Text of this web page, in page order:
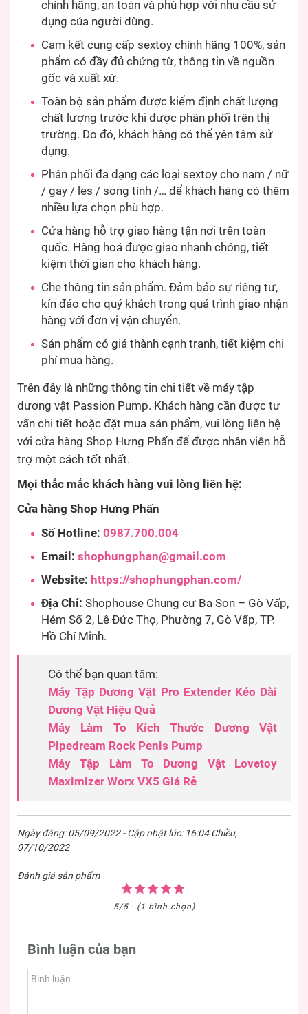
chính hãng, an toàn và phù hợp với nhu cầu sử
dụng của người dùng.
Cam kết cung cấp sextoy chính hãng 100%, sản
phẩm có đầy đủ chứng từ, thông tin về nguồn
gốc và xuất xứ.
Toàn bộ sản phẩm được kiểm định chất lượng
chất lượng trước khi được phân phối trên thị
trường. Do đó, khách hàng có thể yên tâm sử
dụng.
Phân phối đa dạng các loại sextoy cho nam / nữ
/ gay / les / song tính /… để khách hàng có thêm
nhiều lựa chọn phù hợp.
Cửa hàng hỗ trợ giao hàng tận nơi trên toàn
quốc. Hàng hoá được giao nhanh chóng, tiết
kiệm thời gian cho khách hàng.
Che thông tin sản phẩm. Đảm bảo sự riêng tư,
kín đáo cho quý khách trong quá trình giao nhận
hàng với đơn vị vận chuyển.
Sản phẩm có giá thành cạnh tranh, tiết kiệm chi
phí mua hàng.
Trên đây là những thông tin chi tiết về máy tập
dương vật Passion Pump. Khách hàng cần được tư
vấn chi tiết hoặc đặt mua sản phẩm, vui lòng liên hệ
với cửa hàng Shop Hưng Phấn để được nhân viên hỗ
trợ một cách tốt nhất.
Mọi thắc mắc khách hàng vui lòng liên hệ:
Cửa hàng Shop Hưng Phấn
Số Hotline: 0987.700.004
Email: shophungphan@gmail.com
Website: https://shophungphan.com/
Địa Chỉ: Shophouse Chung cư Ba Son – Gò Vấp,
Hẻm Số 2, Lê Đức Thọ, Phường 7, Gò Vấp, TP.
Hồ Chí Minh.
Có thể bạn quan tâm:
Máy Tập Dương Vật Pro Extender Kéo Dài
Dương Vật Hiệu Quả
Máy Làm To Kích Thước Dương Vật
Pipedream Rock Penis Pump
Máy Tập Làm To Dương Vật Lovetoy
Maximizer Worx VX5 Giá Rẻ
Ngày đăng: 05/09/2022 - Cập nhật lúc: 16:04 Chiều,
07/10/2022
Đánh giá sản phẩm
5/5 - (1 bình chọn)
Bình luận của bạn